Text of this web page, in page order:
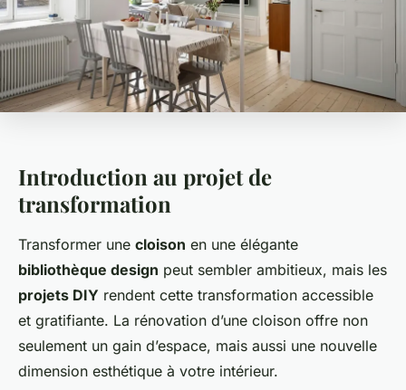
Introduction au projet de
transformation
Transformer une cloison en une élégante
bibliothèque design peut sembler ambitieux, mais les
projets DIY rendent cette transformation accessible
et gratifiante. La rénovation d’une cloison offre non
seulement un gain d’espace, mais aussi une nouvelle
dimension esthétique à votre intérieur.